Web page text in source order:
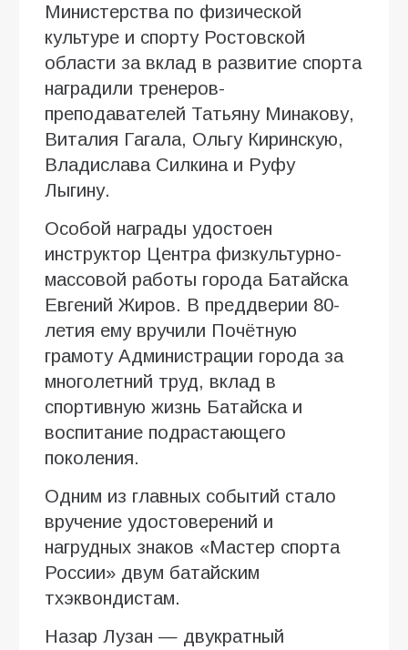
Министерства по физической
культуре и спорту Ростовской
области за вклад в развитие спорта
наградили тренеров-
преподавателей Татьяну Минакову,
Виталия Гагала, Ольгу Киринскую,
Владислава Силкина и Руфу
Лыгину.
Особой награды удостоен
инструктор Центра физкультурно-
массовой работы города Батайска
Евгений Жиров. В преддверии 80-
летия ему вручили Почётную
грамоту Администрации города за
многолетний труд, вклад в
спортивную жизнь Батайска и
воспитание подрастающего
поколения.
Одним из главных событий стало
вручение удостоверений и
нагрудных знаков «Мастер спорта
России» двум батайским
тхэквондистам.
Назар Лузан — двукратный